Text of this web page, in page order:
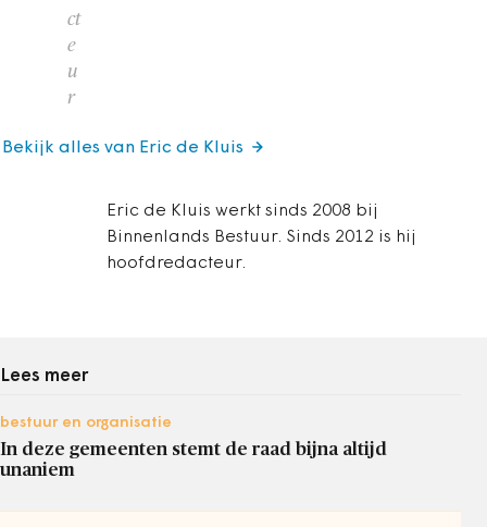
ct
e
u
r
Eric de Kluis werkt sinds 2008 bij
Binnenlands Bestuur. Sinds 2012 is hij
hoofdredacteur.
Bekijk alles van Eric de Kluis
Lees meer
bestuur en organisatie
In deze gemeenten stemt de raad bijna altijd
unaniem